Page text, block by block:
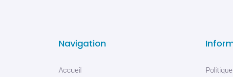
Navigation
Accueil